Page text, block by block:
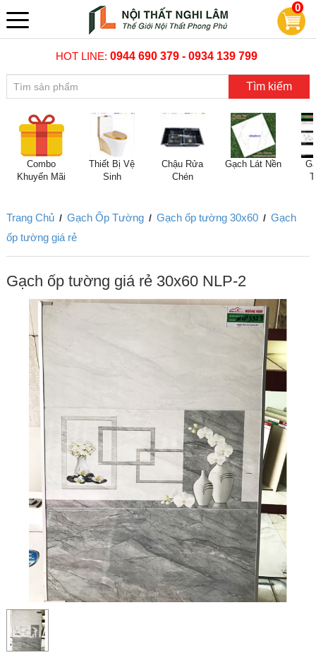
0
HOT LINE:0944 690 379 - 0934 139 799
Tìm kiếm
Combo
Khuyến Mãi
Thiết Bị Vệ
Sinh
Chậu Rửa
Chén
Gạch Lát Nền
Trang Chủ / Gạch Ốp Tường / Gạch ốp tường 30x60 / Gạch
ốp tường giá rẻ
Gạch ốp tường giá rẻ 30x60 NLP-2